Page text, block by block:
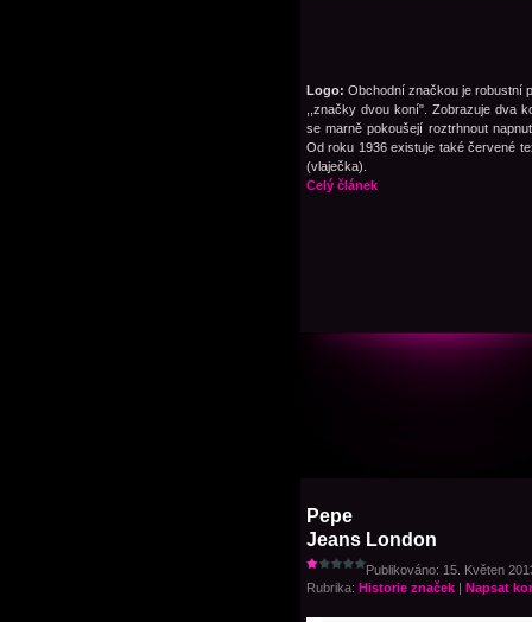
Logo: Obchodní značkou je robustní
,,značky dvou koní". Zobrazuje dva
se marně pokoušejí roztrhnout
Od roku 1936 existuje také červené
(vlaječka).
Celý článek
Pepe
Jeans London
Publikováno: 15. Květen
Rubrika: Historie značek | Napsat